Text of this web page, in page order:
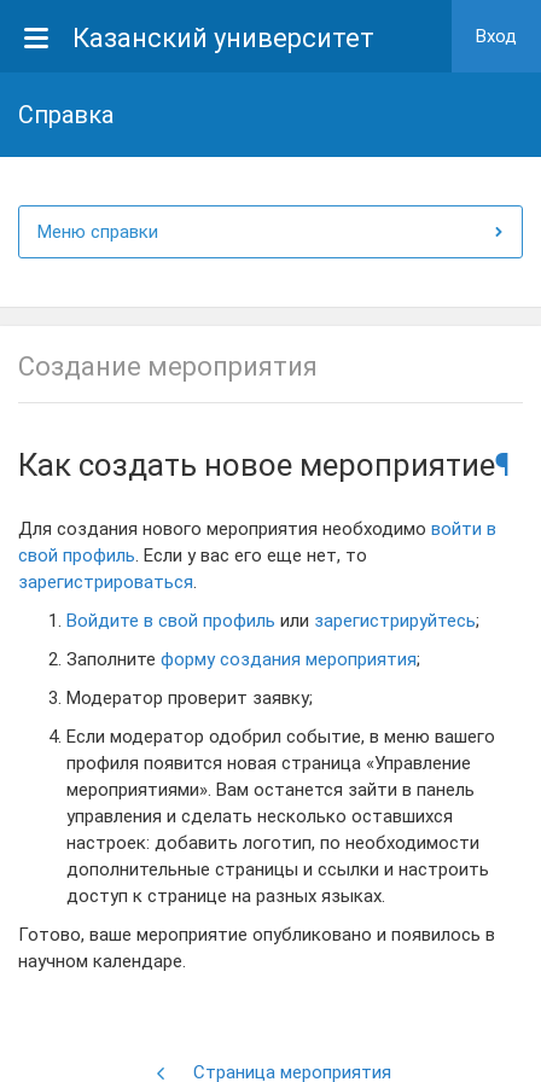
Казанский университет Вход
Cправка
Меню справки
Создание мероприятия
Как создать новое мероприятие¶
Для создания нового мероприятия необходимо войти в
свой профиль. Если у вас его еще нет, то
зарегистрироваться.
Войдите в свой профиль или зарегистрируйтесь;
Заполните форму создания мероприятия;
Модератор проверит заявку;
Если модератор одобрил событие, в меню вашего
профиля появится новая страница «Управление
мероприятиями». Вам останется зайти в панель
управления и сделать несколько оставшихся
настроек: добавить логотип, по необходимости
дополнительные страницы и ссылки и настроить
доступ к странице на разных языках.
Готово, ваше мероприятие опубликовано и появилось в
научном календаре.
Страница мероприятия